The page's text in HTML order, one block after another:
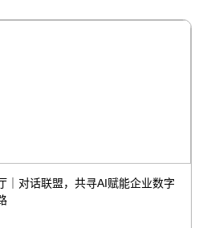
信创主题交流，携手共建生态发展